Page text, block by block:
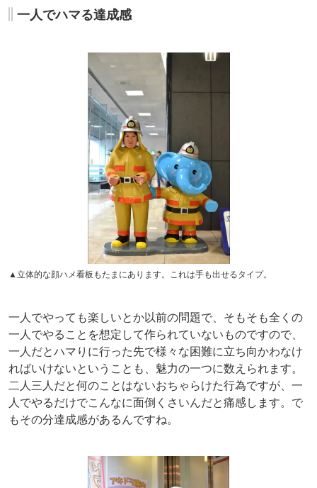
一人でハマる達成感
▲立体的な顔ハメ看板もたまにあります。これは手も出せるタイプ。
一人でやっても楽しいとか以前の問題で、そもそも全くの
一人でやることを想定して作られていないものですので、
一人だとハマりに行った先で様々な困難に立ち向かわなけ
ればいけないということも、魅力の一つに数えられます。
二人三人だと何のことはないおちゃらけた行為ですが、一
人でやるだけでこんなに面倒くさいんだと痛感します。で
もその分達成感があるんですね。